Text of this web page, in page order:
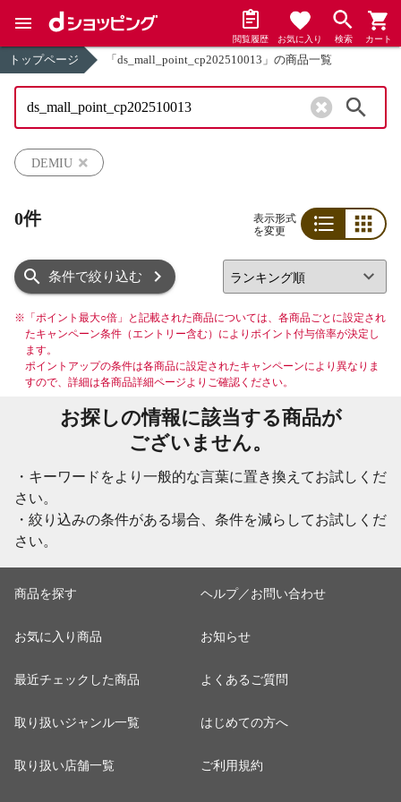
閲覧履歴 お気に入り 検索 カート
トップページ 「ds_mall_point_cp202510013」の商品一覧
DEMIU
0件
表示形式
を変更
条件で絞り込む
※ 「ポイント最大○倍」と記載された商品については、各商品ごとに設定され
たキャンペーン条件（エントリー含む）によりポイント付与倍率が決定し
ます。
ポイントアップの条件は各商品に設定されたキャンペーンにより異なりま
すので、詳細は各商品詳細ページよりご確認ください。
お探しの情報に該当する商品が
ございません。
・キーワードをより一般的な言葉に置き換えてお試しくだ
さい。
・絞り込みの条件がある場合、条件を減らしてお試しくだ
さい。
商品を探す
お気に入り商品
最近チェックした商品
取り扱いジャンル一覧
取り扱い店舗一覧
ヘルプ／お問い合わせ
お知らせ
よくあるご質問
はじめての方へ
ご利用規約